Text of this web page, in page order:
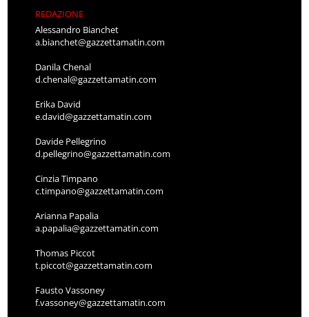
REDAZIONE
Alessandro Bianchet
a.bianchet@gazzettamatin.com
Danila Chenal
d.chenal@gazzettamatin.com
Erika David
e.david@gazzettamatin.com
Davide Pellegrino
d.pellegrino@gazzettamatin.com
Cinzia Timpano
c.timpano@gazzettamatin.com
Arianna Papalia
a.papalia@gazzettamatin.com
Thomas Piccot
t.piccot@gazzettamatin.com
Fausto Vassoney
f.vassoney@gazzettamatin.com